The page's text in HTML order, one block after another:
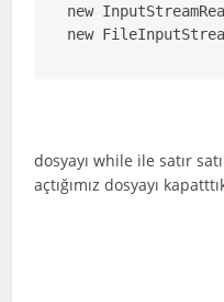
new
new
dosyayı while ile satır
açtığımız dosyayı